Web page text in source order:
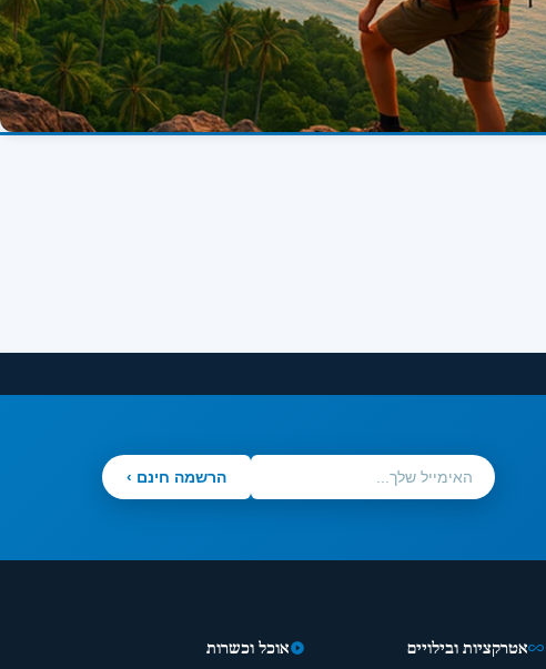
הרשמה חינם ›
אטרקציות ובילויים אוכל וכשרות